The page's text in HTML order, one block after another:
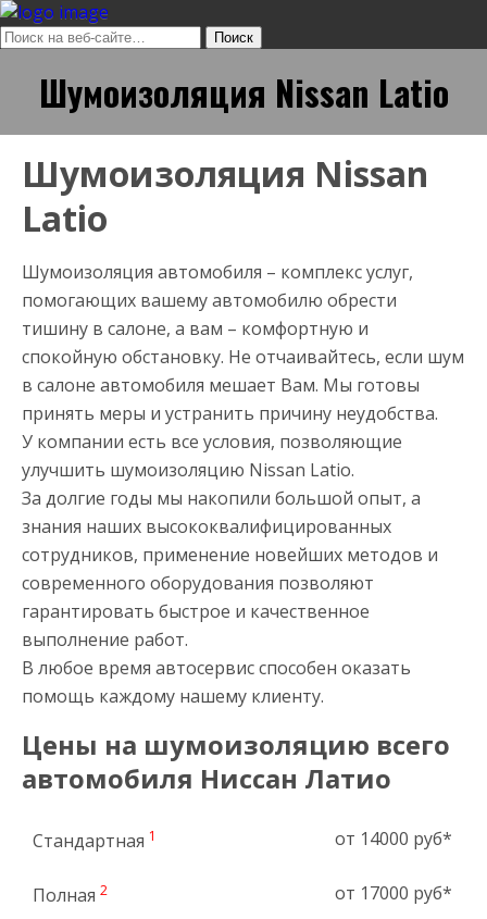
Шумоизоляция Nissan Latio
Шумоизоляция Nissan
Latio
Шумоизоляция автомобиля – комплекс услуг,
помогающих вашему автомобилю обрести
тишину в салоне, а вам – комфортную и
спокойную обстановку. Не отчаивайтесь, если шум
в салоне автомобиля мешает Вам. Мы готовы
принять меры и устранить причину неудобства.
У компании есть все условия, позволяющие
улучшить шумоизоляцию Nissan Latio.
За долгие годы мы накопили большой опыт, а
знания наших высококвалифицированных
сотрудников, применение новейших методов и
современного оборудования позволяют
гарантировать быстрое и качественное
выполнение работ.
В любое время автосервис способен оказать
помощь каждому нашему клиенту.
Цены на шумоизоляцию всего
автомобиля Ниссан Латио
Стандартная 1 от 14000 руб*
Полная 2 от 17000 руб*